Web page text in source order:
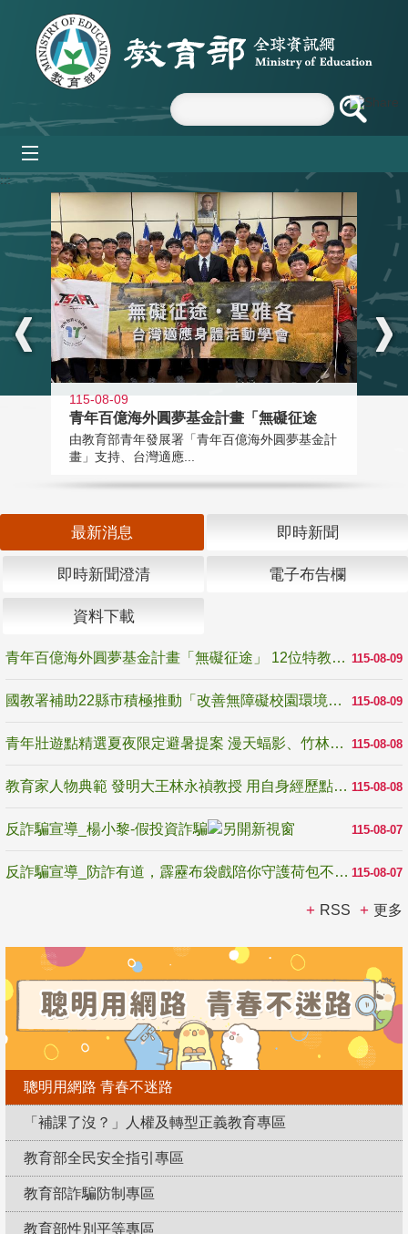
跳到主要內容區塊
:::
115-08-09
青年百億海外圓夢基金計畫「無礙征途
由教育部青年發展署「青年百億海外圓夢基金計
畫」支持、台灣適應...
最新消息 即時新聞
即時新聞澄清 電子布告欄
資料下載
115-08-09
青年百億海外圓夢基金計畫「無礙征途」 12位特教與弱勢青年勇闖西班牙 跨越感官限制見證生命蛻變
115-08-09
國教署補助22縣市積極推動「改善無障礙校園環境計畫」 打造友善、安全、無礙學習空間
115-08-08
青年壯遊點精選夏夜限定避暑提案 漫天蝠影、竹林尋蛙、茶香夜觀 邀青年暮色出發
115-08-08
教育家人物典範 發明大王林永禎教授 用自身經歷點亮學生的路
115-08-07
反詐騙宣導_楊小黎-假投資詐騙
115-08-07
反詐騙宣導_防詐有道，霹靂布袋戲陪你守護荷包不受騙
RSS 更多
聰明用網路 青春不迷路
「補課了沒？」人權及轉型正義教育專區
教育部全民安全指引專區
教育部詐騙防制專區
教育部性別平等專區